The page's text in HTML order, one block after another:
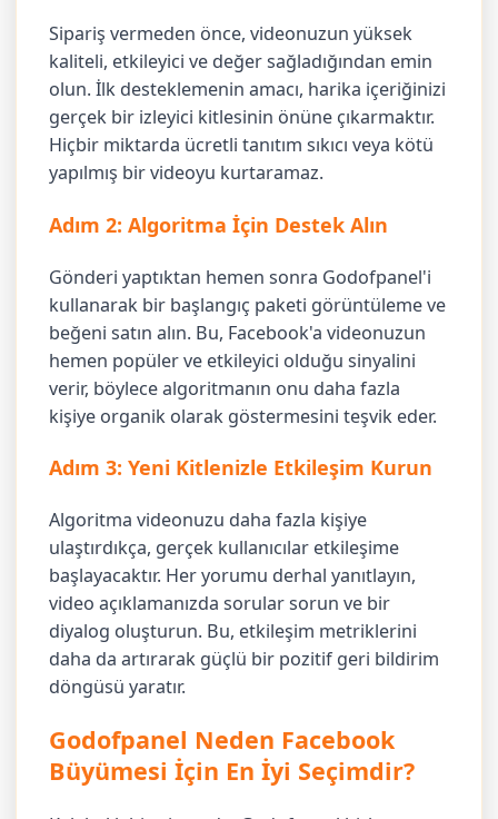
Sipariş vermeden önce, videonuzun yüksek
kaliteli, etkileyici ve değer sağladığından emin
olun. İlk desteklemenin amacı, harika içeriğinizi
gerçek bir izleyici kitlesinin önüne çıkarmaktır.
Hiçbir miktarda ücretli tanıtım sıkıcı veya kötü
yapılmış bir videoyu kurtaramaz.
Adım 2: Algoritma İçin Destek Alın
Gönderi yaptıktan hemen sonra Godofpanel'i
kullanarak bir başlangıç paketi görüntüleme ve
beğeni satın alın. Bu, Facebook'a videonuzun
hemen popüler ve etkileyici olduğu sinyalini
verir, böylece algoritmanın onu daha fazla
kişiye organik olarak göstermesini teşvik eder.
Adım 3: Yeni Kitlenizle Etkileşim Kurun
Algoritma videonuzu daha fazla kişiye
ulaştırdıkça, gerçek kullanıcılar etkileşime
başlayacaktır. Her yorumu derhal yanıtlayın,
video açıklamanızda sorular sorun ve bir
diyalog oluşturun. Bu, etkileşim metriklerini
daha da artırarak güçlü bir pozitif geri bildirim
döngüsü yaratır.
Godofpanel Neden Facebook
Büyümesi İçin En İyi Seçimdir?